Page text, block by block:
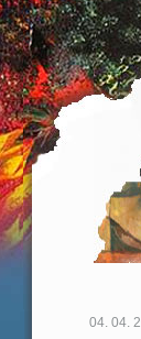
04. 04.